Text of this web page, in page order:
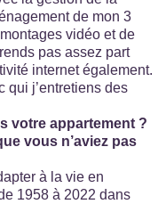
de mon 3
vidéo et de
pas assez part
internet également.
qui j’entretiens des
votre appartement ?
vous n’aviez pas
à la vie en
1958 à 2022 dans